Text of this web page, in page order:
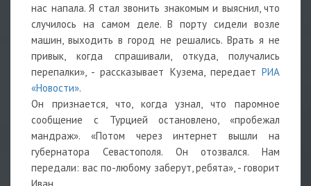
нас напала. Я стал звонить знакомым и выяснил, что
случилось на самом деле. В порту сидели возле
машин, выходить в город не решались. Врать я не
привык, когда спрашивали, откуда, получались
перепалки», - рассказывает Кузема, передает РИА
«Новости».
Он признается, что, когда узнал, что паромное
сообщение с Турцией остановлено, «пробежал
мандраж». «Потом через интернет вышли на
губернатора Севастополя. Он отозвался. Нам
передали: вас по-любому заберут, ребята», - говорит